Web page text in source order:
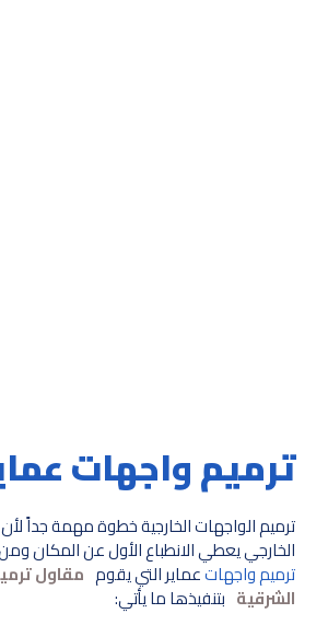
ترميم واجهات
ترميم الواجهات الخارجية خطوة مهمة جداً
الخارجي يعطي الانطباع الأول عن المكان
ترميم واجهاتعماير التي يقوم مقاول
الشرقية بتنفيذها ما يأتي: